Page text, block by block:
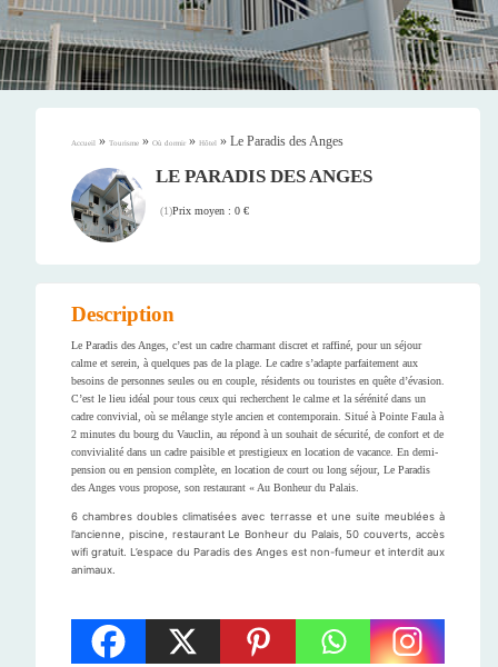
Accueil » Tourisme » Où dormir » Hôtel » Le Paradis des Anges
LE PARADIS DES ANGES
(1)Prix moyen : 0 €
Description
Le Paradis des Anges, c’est un cadre charmant discret et raffiné, pour un séjour
calme et serein, à quelques pas de la plage. Le cadre s’adapte parfaitement aux
besoins de personnes seules ou en couple, résidents ou touristes en quête d’évasion.
C’est le lieu idéal pour tous ceux qui recherchent le calme et la sérénité dans un
cadre convivial, où se mélange style ancien et contemporain. Situé à Pointe Faula à
2 minutes du bourg du Vauclin, au répond à un souhait de sécurité, de confort et de
convivialité dans un cadre paisible et prestigieux en location de vacance. En demi-
pension ou en pension complète, en location de court ou long séjour, Le Paradis
des Anges vous propose, son restaurant « Au Bonheur du Palais.
6 chambres doubles climatisées avec terrasse et une suite meublées à
l’ancienne, piscine, restaurant Le Bonheur du Palais, 50 couverts, accès
wifi gratuit. L’espace du Paradis des Anges est non-fumeur et interdit aux
animaux.